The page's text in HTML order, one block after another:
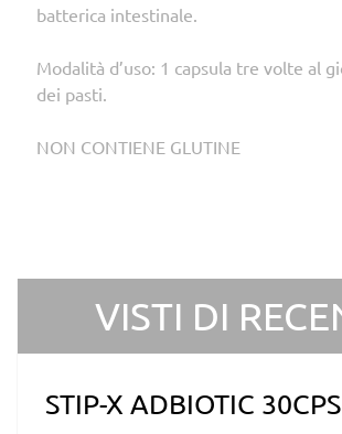
batterica intestinale.
Modalità d’uso: 1 capsula tre volte al
dei pasti.
NON CONTIENE GLUTINE
VISTI DI
STIP-X ADBIOTIC 30CPS